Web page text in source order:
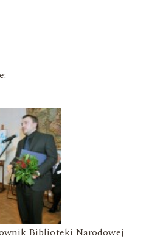
Biblioteki Narodowej